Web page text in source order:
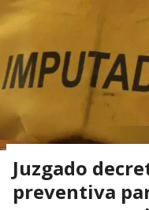
Juzgado
preventiva